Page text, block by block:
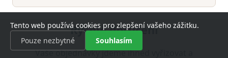
Rychlé doručení
Vaše objednávky jdeme ihned vyřizovat a
Tento web používá cookies pro zlepšení vašeho zážitku.
Pouze nezbytné
Souhlasím